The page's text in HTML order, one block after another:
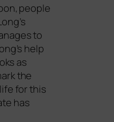
peo­p­le
to
help
as
the
for this
has